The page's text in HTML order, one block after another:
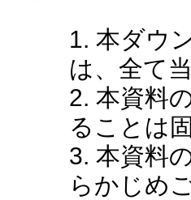
1. 本ダウ
は、全て
2. 本資料
ることは
3. 本資料
らかじめ